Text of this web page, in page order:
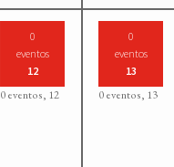
0
eventos
12
0 eventos, 12
0
eventos
13
0 eventos, 13